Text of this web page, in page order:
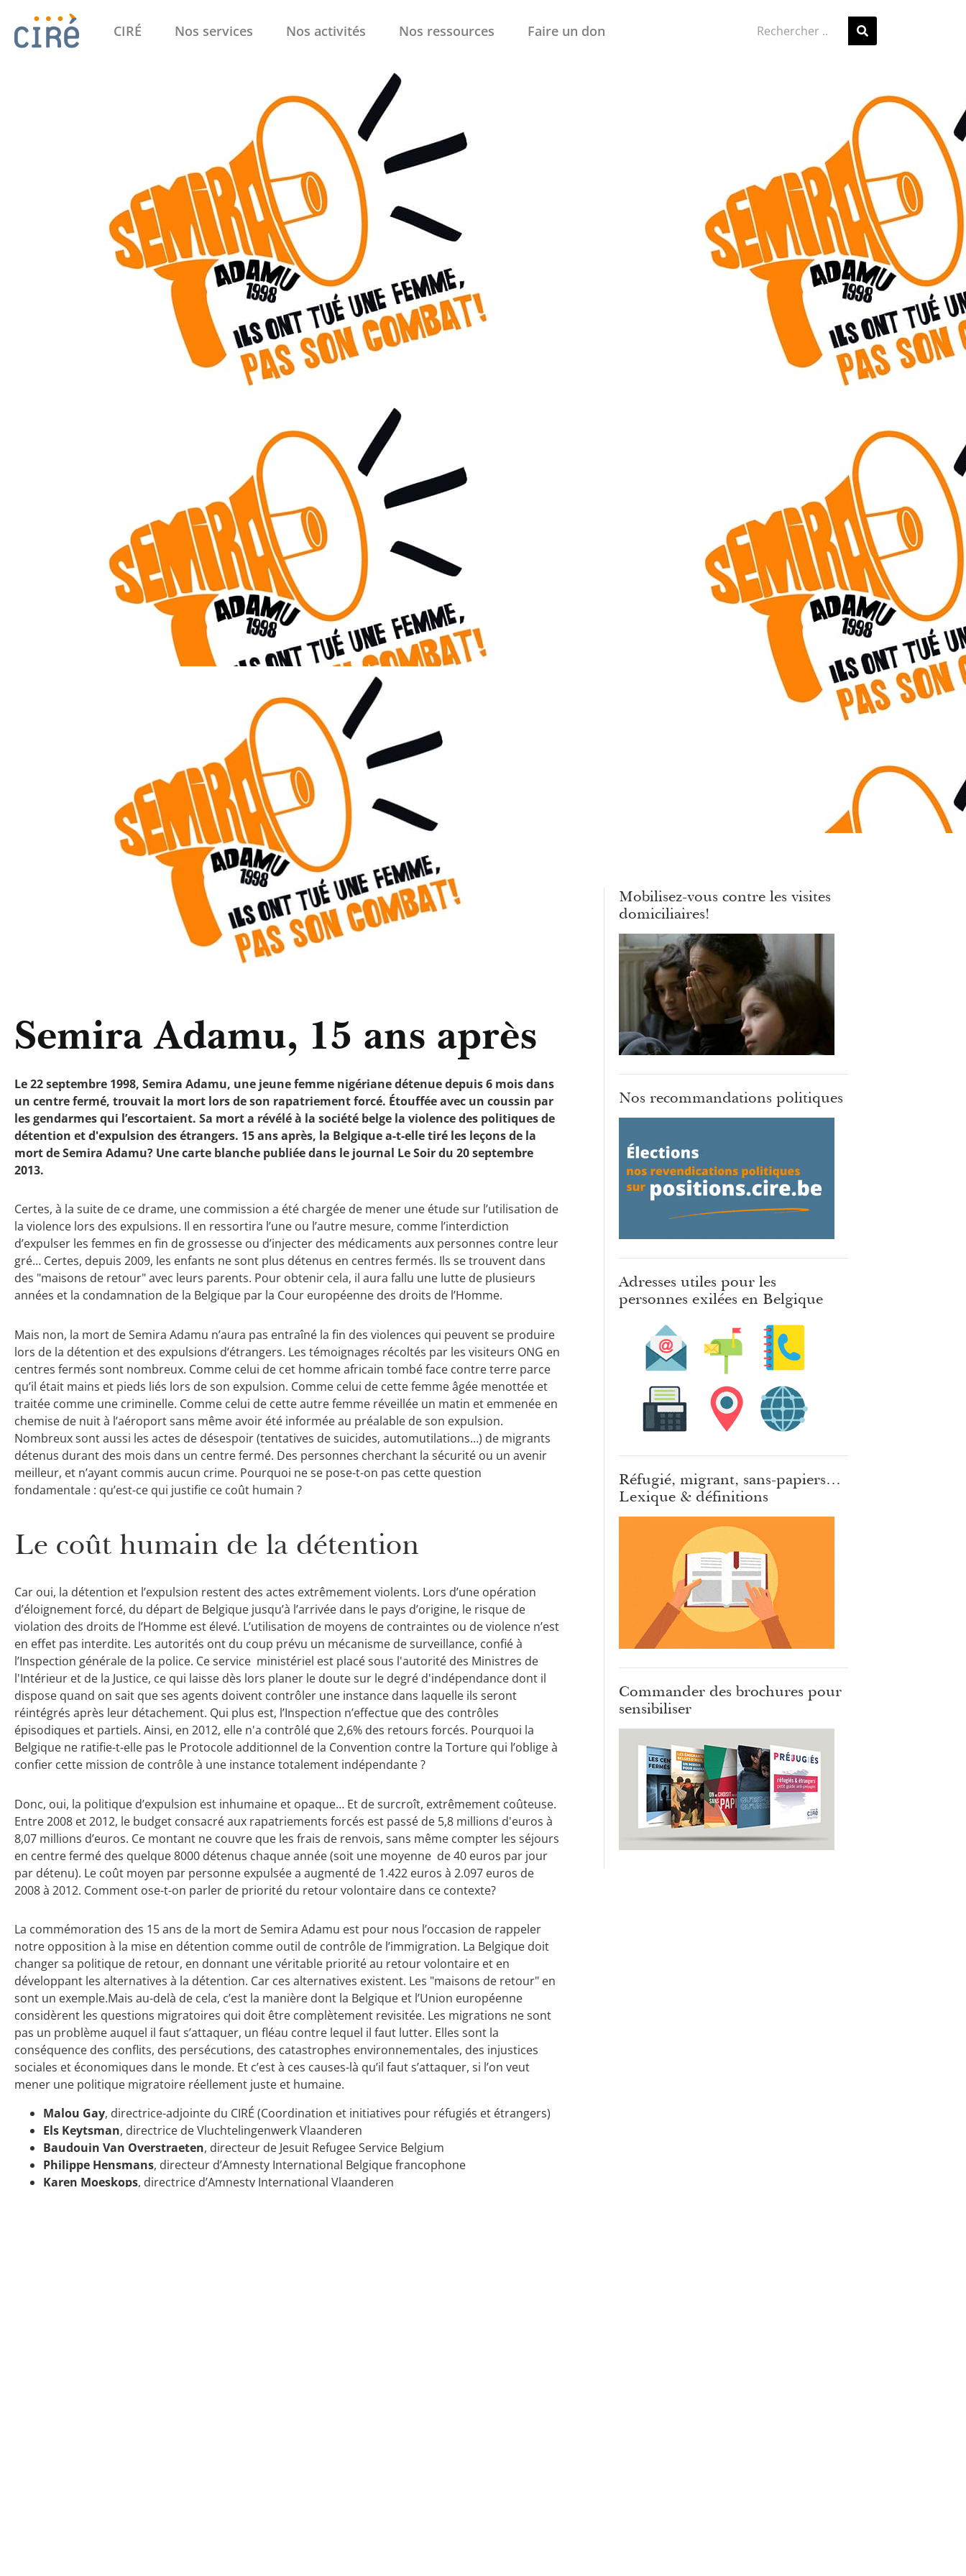
CIRÉ Nos services Nos activités Nos ressources Faire un don
Semira Adamu, 15 ans après
Le 22 septembre 1998, Semira Adamu, une jeune femme nigériane détenue depuis 6 mois dans
un centre fermé, trouvait la mort lors de son rapatriement forcé. Étouffée avec un coussin par
les gendarmes qui l’escortaient. Sa mort a révélé à la société belge la violence des politiques de
détention et d'expulsion des étrangers. 15 ans après, la Belgique a-t-elle tiré les leçons de la
mort de Semira Adamu? Une carte blanche publiée dans le journal Le Soir du 20 septembre
2013.
Certes, à la suite de ce drame, une commission a été chargée de mener une étude sur l’utilisation de
la violence lors des expulsions. Il en ressortira l’une ou l’autre mesure, comme l’interdiction
d’expulser les femmes en fin de grossesse ou d’injecter des médicaments aux personnes contre leur
gré… Certes, depuis 2009, les enfants ne sont plus détenus en centres fermés. Ils se trouvent dans
des "maisons de retour" avec leurs parents. Pour obtenir cela, il aura fallu une lutte de plusieurs
années et la condamnation de la Belgique par la Cour européenne des droits de l’Homme.
Mais non, la mort de Semira Adamu n’aura pas entraîné la fin des violences qui peuvent se produire
lors de la détention et des expulsions d’étrangers. Les témoignages récoltés par les visiteurs ONG en
centres fermés sont nombreux. Comme celui de cet homme africain tombé face contre terre parce
qu’il était mains et pieds liés lors de son expulsion. Comme celui de cette femme âgée menottée et
traitée comme une criminelle. Comme celui de cette autre femme réveillée un matin et emmenée en
chemise de nuit à l’aéroport sans même avoir été informée au préalable de son expulsion.
Nombreux sont aussi les actes de désespoir (tentatives de suicides, automutilations…) de migrants
détenus durant des mois dans un centre fermé. Des personnes cherchant la sécurité ou un avenir
meilleur, et n’ayant commis aucun crime. Pourquoi ne se pose-t-on pas cette question
fondamentale : qu’est-ce qui justifie ce coût humain ?
Le coût humain de la détention
Car oui, la détention et l’expulsion restent des actes extrêmement violents. Lors d’une opération
d’éloignement forcé, du départ de Belgique jusqu’à l’arrivée dans le pays d’origine, le risque de
violation des droits de l’Homme est élevé. L’utilisation de moyens de contraintes ou de violence n’est
en effet pas interdite. Les autorités ont du coup prévu un mécanisme de surveillance, confié à
l’Inspection générale de la police. Ce service ministériel est placé sous l'autorité des Ministres de
l'Intérieur et de la Justice, ce qui laisse dès lors planer le doute sur le degré d'indépendance dont il
dispose quand on sait que ses agents doivent contrôler une instance dans laquelle ils seront
réintégrés après leur détachement. Qui plus est, l’Inspection n’effectue que des contrôles
épisodiques et partiels. Ainsi, en 2012, elle n'a contrôlé que 2,6% des retours forcés. Pourquoi la
Belgique ne ratifie-t-elle pas le Protocole additionnel de la Convention contre la Torture qui l’oblige à
confier cette mission de contrôle à une instance totalement indépendante ?
Donc, oui, la politique d’expulsion est inhumaine et opaque… Et de surcroît, extrêmement coûteuse.
Entre 2008 et 2012, le budget consacré aux rapatriements forcés est passé de 5,8 millions d'euros à
8,07 millions d’euros. Ce montant ne couvre que les frais de renvois, sans même compter les séjours
en centre fermé des quelque 8000 détenus chaque année (soit une moyenne de 40 euros par jour
par détenu). Le coût moyen par personne expulsée a augmenté de 1.422 euros à 2.097 euros de
2008 à 2012. Comment ose-t-on parler de priorité du retour volontaire dans ce contexte?
La commémoration des 15 ans de la mort de Semira Adamu est pour nous l’occasion de rappeler
notre opposition à la mise en détention comme outil de contrôle de l’immigration. La Belgique doit
changer sa politique de retour, en donnant une véritable priorité au retour volontaire et en
développant les alternatives à la détention. Car ces alternatives existent. Les "maisons de retour" en
sont un exemple.Mais au-delà de cela, c’est la manière dont la Belgique et l’Union européenne
considèrent les questions migratoires qui doit être complètement revisitée. Les migrations ne sont
pas un problème auquel il faut s’attaquer, un fléau contre lequel il faut lutter. Elles sont la
conséquence des conflits, des persécutions, des catastrophes environnementales, des injustices
sociales et économiques dans le monde. Et c’est à ces causes-là qu’il faut s’attaquer, si l’on veut
mener une politique migratoire réellement juste et humaine.
Malou Gay, directrice-adjointe du CIRÉ (Coordination et initiatives pour réfugiés et étrangers)
Els Keytsman, directrice de Vluchtelingenwerk Vlaanderen
Baudouin Van Overstraeten, directeur de Jesuit Refugee Service Belgium
Philippe Hensmans, directeur d’Amnesty International Belgique francophone
Karen Moeskops, directrice d’Amnesty International Vlaanderen
Mobilisez-vous contre les visites
domiciliaires!
Nos recommandations politiques
Adresses utiles pour les
personnes exilées en Belgique
Réfugié, migrant, sans-papiers…
Lexique & définitions
Commander des brochures pour
sensibiliser